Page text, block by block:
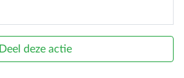
Deel deze actie